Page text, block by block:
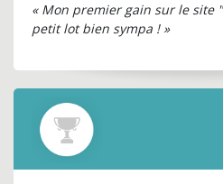
« Mon premier gain sur le site
petit lot bien sympa ! »